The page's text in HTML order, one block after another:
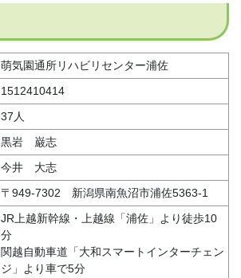
萌気園通所リハビリセンター浦佐
1512410414
37人
黒岩 巌志
今井 大志
〒949-7302 新潟県南魚沼市浦佐5363-1
JR上越新幹線・上越線「浦佐」より徒歩10
分
関越自動車道「大和スマートインターチェン
ジ」より車で5分